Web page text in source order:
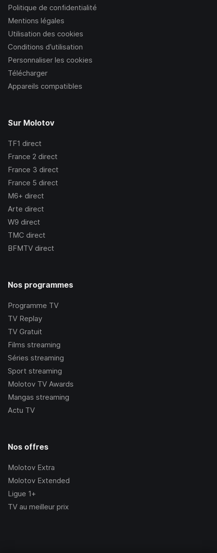
Politique de confidentialité
Mentions légales
Utilisation des cookies
Conditions d’utilisation
Personnaliser les cookies
Télécharger
Appareils compatibles
Sur Molotov
TF1 direct
France 2 direct
France 3 direct
France 5 direct
M6+ direct
Arte direct
W9 direct
TMC direct
BFMTV direct
Nos programmes
Programme TV
TV Replay
TV Gratuit
Films streaming
Séries streaming
Sport streaming
Molotov TV Awards
Mangas streaming
Actu TV
Nos offres
Molotov Extra
Molotov Extended
Ligue 1+
TV au meilleur prix